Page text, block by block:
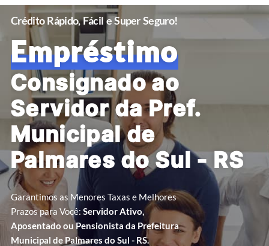
Crédito Rápido, Fácil e Super Seguro!
Empréstimo
Consignado ao
Servidor da Pref.
Municipal de
Palmares do Sul - RS
Garantimos as Menores Taxas e Melhores
Prazos para Você: Servidor Ativo,
Aposentado ou Pensionista da Prefeitura
Municipal de Palmares do Sul - RS.